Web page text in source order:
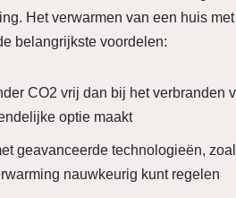
Het verwarmen van een huis
belangrijkste voordelen:
CO2 vrij dan bij het verbranden
optie maakt
geavanceerde technologieën,
nauwkeurig kunt regelen